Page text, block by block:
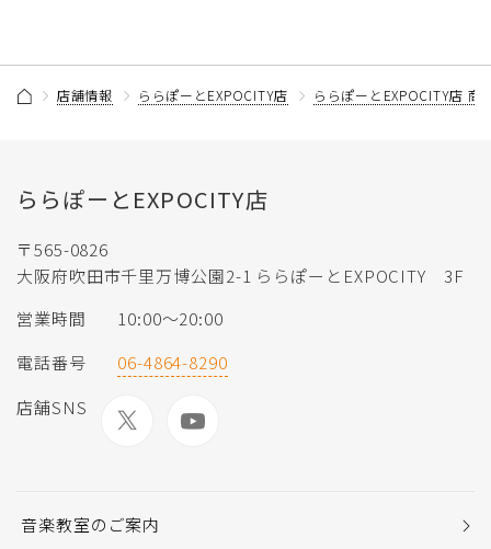
店舗情報 ららぽーとEXPOCITY店 ららぽーとEXPOCITY店 商
ららぽーとEXPOCITY店
〒565-0826
大阪府吹田市千里万博公園2-1 ららぽーとEXPOCITY 3F
営業時間
10:00〜20:00
電話番号
06-4864-8290
店舗SNS
音楽教室のご案内